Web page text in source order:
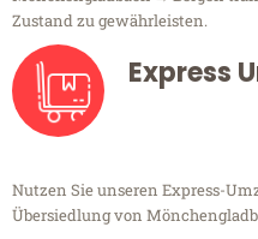
Zustand zu gewährleisten.
Express
Nutzen Sie unseren Express-
Übersiedlung von